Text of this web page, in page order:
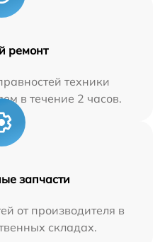
ремонт
техники
в течение 2 часов.
запчасти
от производителя в
складах.